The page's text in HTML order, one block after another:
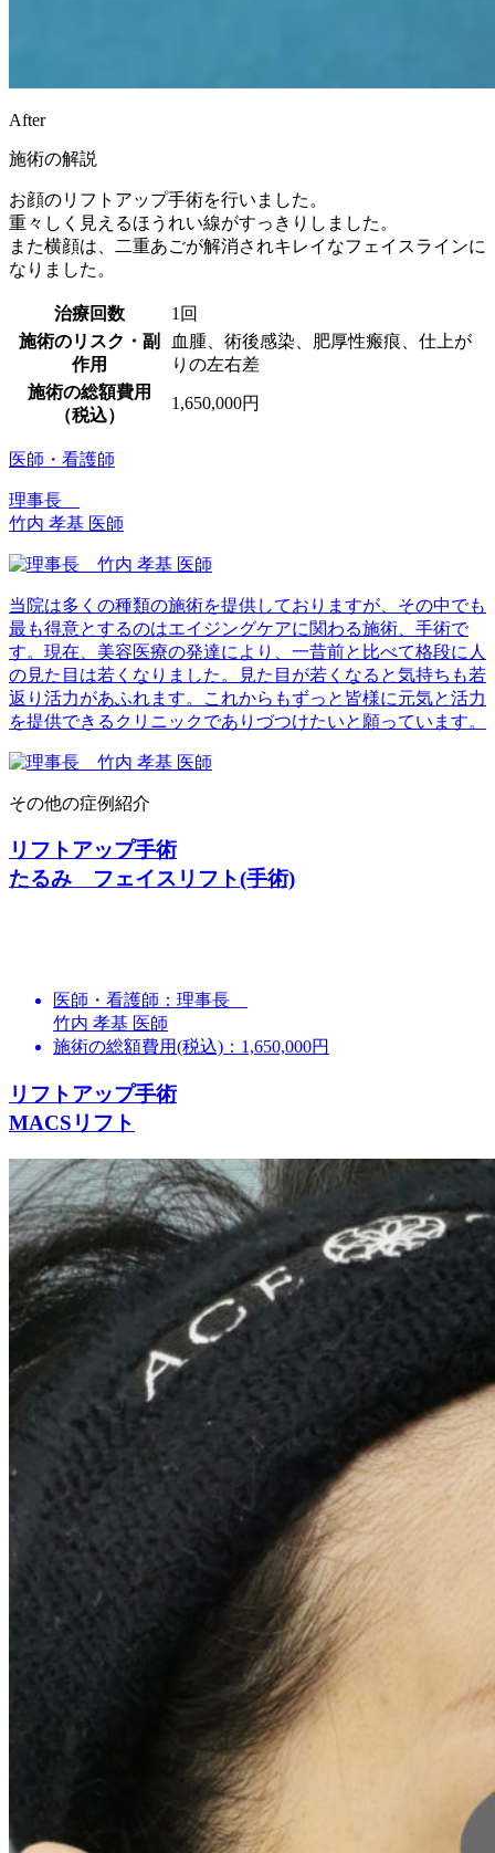
After
施術の解説
お顔のリフトアップ手術を行いました。
重々しく見えるほうれい線がすっきりしました。
また横顔は、二重あごが解消されキレイなフェイスラインに
なりました。
治療回数
1回
施術のリスク・副
作用
血腫、術後感染、肥厚性瘢痕、仕上が
りの左右差
施術の総額費用
（税込）
1,650,000円
医師・看護師
理事長
竹内 孝基 医師
当院は多くの種類の施術を提供しておりますが、その中でも
最も得意とするのはエイジングケアに関わる施術、手術で
す。現在、美容医療の発達により、一昔前と比べて格段に人
の見た目は若くなりました。見た目が若くなると気持ちも若
返り活力があふれます。これからもずっと皆様に元気と活力
を提供できるクリニックでありづつけたいと願っています。
その他の症例紹介
リフトアップ手術
たるみ フェイスリフト(手術)
医師・看護師： 理事長
竹内 孝基 医師
施術の総額費用(税込)： 1,650,000円
リフトアップ手術
MACSリフト